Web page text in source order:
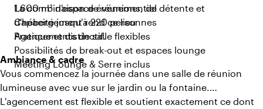
La combinaison de réunions, de détente et
d'hébergement rend ce lieu
Pratique et distinctif.
1.600 m² d'espace événementiel
Capacité jusqu'à 220 personnes
Agencements de salle flexibles
Possibilités de break-out et espaces lounge
Meeting Lounge & Serre inclus
Ambiance & cadre
Vous commencez la journée dans une salle de réunion
lumineuse avec vue sur le jardin ou la fontaine.
L'agencement est flexible et soutient exactement ce dont